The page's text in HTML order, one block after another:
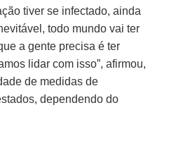
tiver se infectado, ainda
todo mundo vai ter
a gente precisa é ter
lidar com isso”, afirmou,
de medidas de
dependendo do